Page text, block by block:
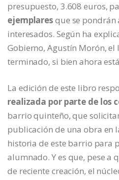
presupuesto, 3.608 euros,
ejemplaresque se pondrán
interesados. Según ha
Gobierno, Agustín Morón, el
terminado, si bien ahora
La edición de este libro
realizada por parte de los
barrio quinteño, que
publicación de una obra en
historia de este barrio para
alumnado. Y es que, pese a
de reciente creación, el